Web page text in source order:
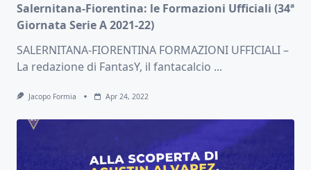
Salernitana-Fiorentina: le Formazioni Ufficiali (34ª
Giornata Serie A 2021-22)
SALERNITANA-FIORENTINA FORMAZIONI UFFICIALI –
La redazione di FantasY, il fantacalcio ...
Jacopo Formia Apr 24, 2022